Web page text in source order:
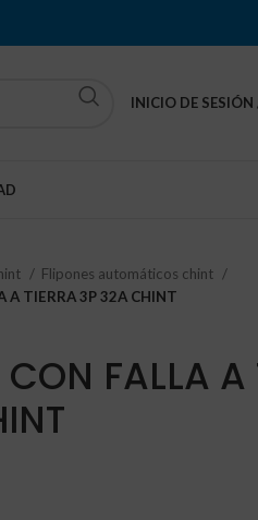
INICIO DE SESIÓN
Flipones automáticos chint
A TIERRA 3P 32A CHINT
CON FALLA A